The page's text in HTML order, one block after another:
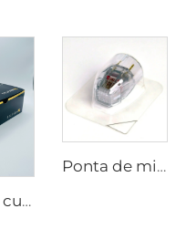
Ponta de cuidados com a pele com microneedling rf Sylfirm X XB-49
Ponta de microneedling rf Sylfirm X XE-25 cartucho da Viol